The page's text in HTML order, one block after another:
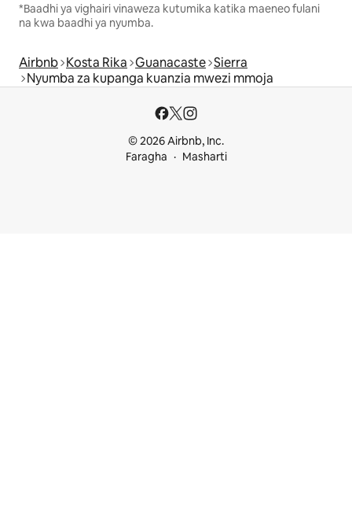
*Baadhi ya vighairi vinaweza kutumika katika maeneo fulani
na kwa baadhi ya nyumba.
Airbnb Kosta Rika Guanacaste Sierra
Nyumba za kupanga kuanzia mwezi mmoja
© 2026 Airbnb, Inc.
Faragha
Masharti